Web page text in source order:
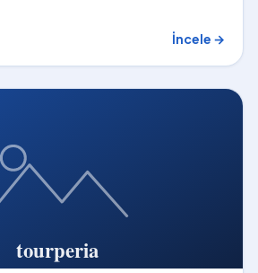
İncele →